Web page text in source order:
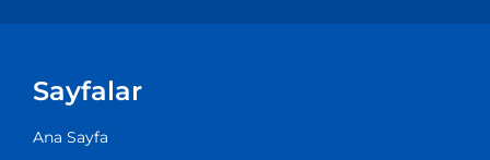
Sayfalar
Ana Sayfa